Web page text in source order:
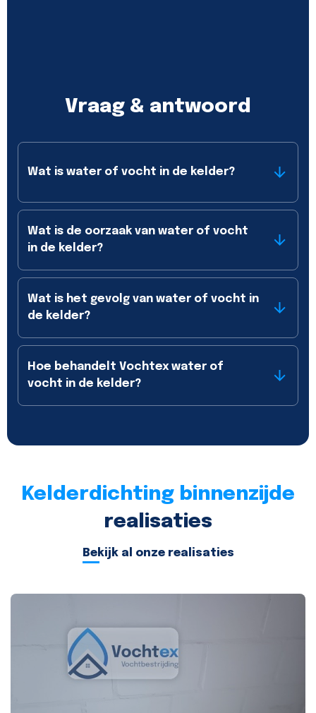
Vraag & antwoord
Wat is water of vocht in de kelder?
Wat is de oorzaak van water of vocht
in de kelder?
Wat is het gevolg van water of vocht in
de kelder?
Hoe behandelt Vochtex water of
vocht in de kelder?
Kelderdichting binnenzijde
realisaties
Bekijk al onze realisaties